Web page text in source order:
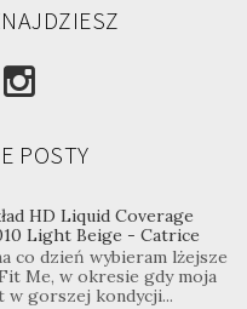
POSTY
HD Liquid Coverage
Light Beige - Catrice
co dzień wybieram lżejsze
Me, w okresie gdy moja
w gorszej kondycji...